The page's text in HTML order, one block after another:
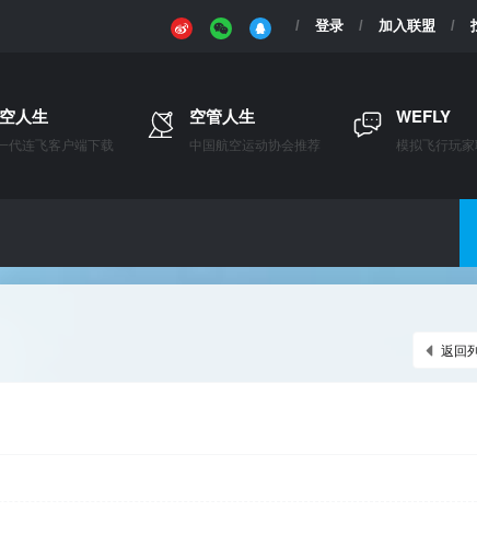
登录 加入联盟
人生
代连飞客户端下载
空管人生
中国航空运动协会推荐
WEFLY
模拟飞行玩
返回